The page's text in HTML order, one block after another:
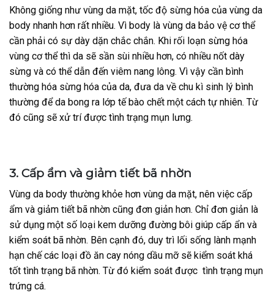
Không giống như vùng da mặt, tốc độ sừng hóa của vùng da
body nhanh hơn rất nhiều. Vì body là vùng da bảo vệ cơ thể
cần phải có sự dày dặn chắc chắn. Khi rối loạn sừng hóa
vùng cơ thể thì da sẽ sần sùi nhiều hơn, có nhiều nốt dày
sừng và có thể dẫn đến viêm nang lông. Vì vậy cần bình
thường hóa sừng hóa của da, đưa da về chu kì sinh lý bình
thường để da bong ra lớp tế bào chết một cách tự nhiên. Từ
đó cũng sẽ xử trí được tình trạng mụn lưng.
3. Cấp ẩm và giảm tiết bã nhờn
Vùng da body thường khỏe hơn vùng da mặt, nên việc cấp
ẩm và giảm tiết bã nhờn cũng đơn giản hơn. Chỉ đơn giản là
sử dụng một số loại kem dưỡng đường bôi giúp cấp ẩn và
kiểm soát bã nhờn. Bên cạnh đó, duy trì lối sống lành mạnh
hạn chế các loại đồ ăn cay nóng dầu mỡ sẽ kiểm soát khá
tốt tình trạng bã nhờn. Từ đó kiểm soát được tình trạng mụn
trứng cá.